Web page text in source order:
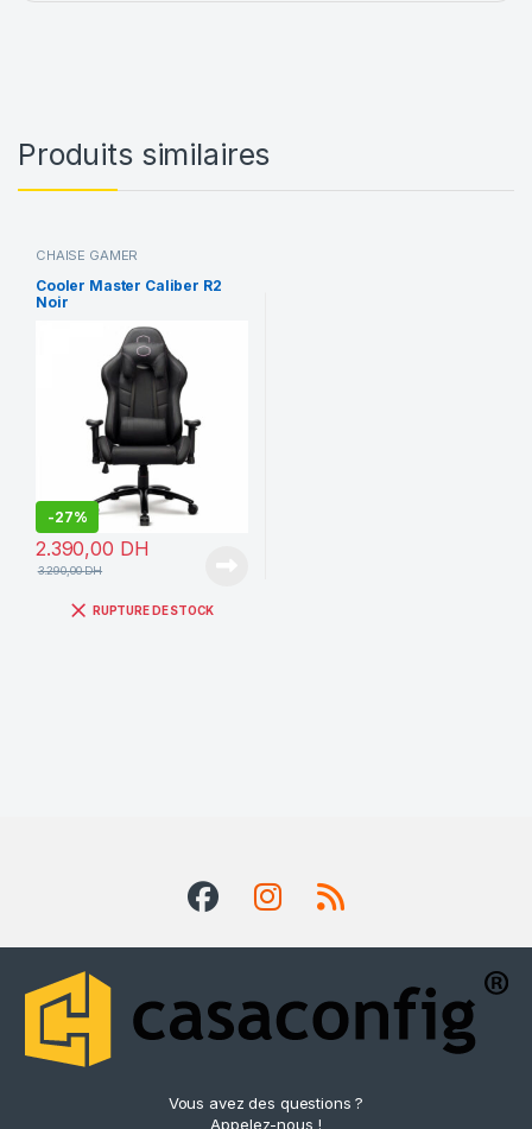
Produits similaires
CHAISE GAMER
Cooler Master Caliber R2
Noir
-27%
2.390,00 DH
3.290,00DH
RUPTURE DE STOCK
Vous avez des questions ?
Appelez-nous !